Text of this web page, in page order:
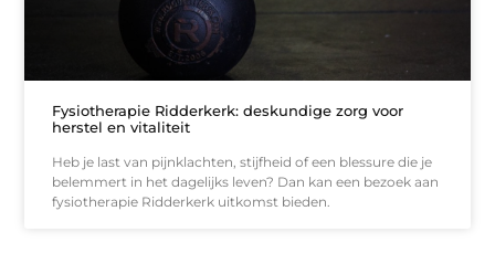
Fysiotherapie Ridderkerk: deskundige zorg voor
herstel en vitaliteit
Heb je last van pijnklachten, stijfheid of een blessure die je
belemmert in het dagelijks leven? Dan kan een bezoek aan
fysiotherapie Ridderkerk uitkomst bieden.